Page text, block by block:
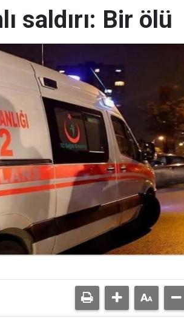
saldırı: Bir ölü